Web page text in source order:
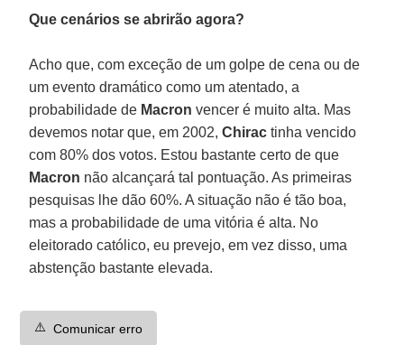
Que cenários se abrirão agora?
Acho que, com exceção de um golpe de cena ou de
um evento dramático como um atentado, a
probabilidade de Macron vencer é muito alta. Mas
devemos notar que, em 2002,Chirac tinha vencido
com 80% dos votos. Estou bastante certo de que
Macron não alcançará tal pontuação. As primeiras
pesquisas lhe dão 60%. A situação não é tão boa,
mas a probabilidade de uma vitória é alta. No
eleitorado católico, eu prevejo, em vez disso, uma
abstenção bastante elevada.
⚠️ Comunicar erro